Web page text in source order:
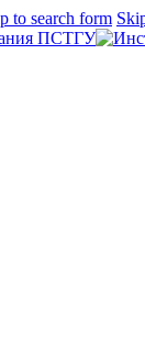
to search form